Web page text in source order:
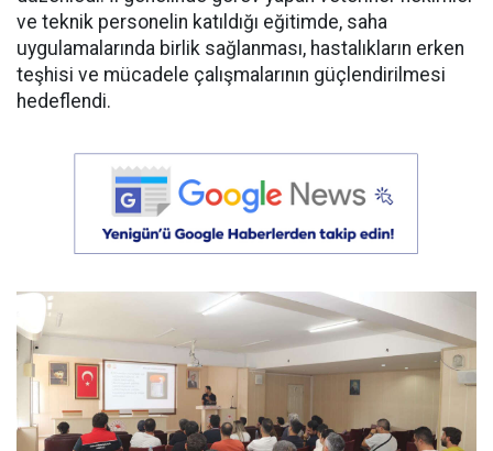
ve teknik personelin katıldığı eğitimde, saha
uygulamalarında birlik sağlanması, hastalıkların erken
teşhisi ve mücadele çalışmalarının güçlendirilmesi
hedeflendi.